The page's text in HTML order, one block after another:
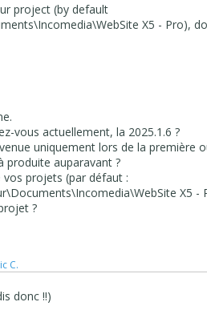
project (by default
X5 - Pro),
vous actuellement, la 2025.1.6 ?
uniquement lors de la première
produite auparavant ?
vos projets (par défaut :
X5 -
?
C.
donc !!)